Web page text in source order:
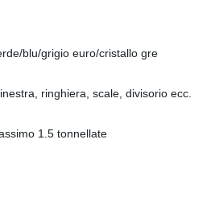
blu/grigio euro/cristallo gre
ringhiera, scale, divisorio ecc.
1.5 tonnellate